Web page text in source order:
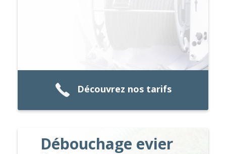
Découvrez nos tarifs
Débouchage evier